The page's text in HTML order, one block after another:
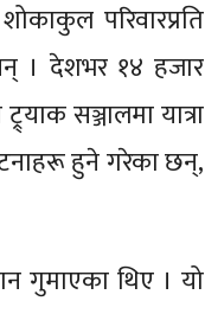
परिवारप्रति
। देशभर १४ हजार
सञ्जालमा यात्रा
हुने गरेका छन्,
गुमाएका थिए । यो